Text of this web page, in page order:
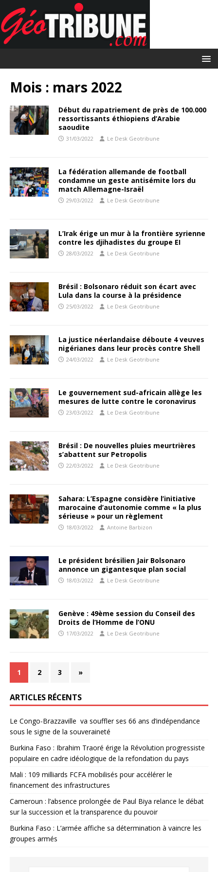
Mois : mars 2022
Début du rapatriement de près de 100.000
ressortissants éthiopiens d’Arabie
saoudite
31/03/2022 Le Desk Geotribune
La fédération allemande de football
condamne un geste antisémite lors du
match Allemagne-Israël
29/03/2022 Le Desk Geotribune
L’Irak érige un mur à la frontière syrienne
contre les djihadistes du groupe EI
28/03/2022 Le Desk Geotribune
Brésil : Bolsonaro réduit son écart avec
Lula dans la course à la présidence
25/03/2022 Le Desk Geotribune
La justice néerlandaise déboute 4 veuves
nigérianes dans leur procès contre Shell
24/03/2022 Le Desk Geotribune
Le gouvernement sud-africain allège les
mesures de lutte contre le coronavirus
23/03/2022 Le Desk Geotribune
Brésil : De nouvelles pluies meurtrières
s’abattent sur Petropolis
22/03/2022 Le Desk Geotribune
Sahara: L’Espagne considère l’initiative
marocaine d’autonomie comme « la plus
sérieuse » pour un règlement
18/03/2022 Antoine Barbizon
Le président brésilien Jair Bolsonaro
annonce un gigantesque plan social
18/03/2022 Le Desk Geotribune
Genève : 49ème session du Conseil des
Droits de l’Homme de l’ONU
17/03/2022 Le Desk Geotribune
1 2 3 »
ARTICLES RÉCENTS
Le Congo-Brazzaville va souffler ses 66 ans d’indépendance
sous le signe de la souveraineté
Burkina Faso : Ibrahim Traoré érige la Révolution progressiste
populaire en cadre idéologique de la refondation du pays
Mali : 109 milliards FCFA mobilisés pour accélérer le
financement des infrastructures
Cameroun : l’absence prolongée de Paul Biya relance le débat
sur la succession et la transparence du pouvoir
Burkina Faso : L’armée affiche sa détermination à vaincre les
groupes armés